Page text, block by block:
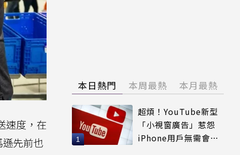
速度，在
先前也
本日熱門 本周最熱 本月最熱
超煩！YouTube新型
「小視窗廣告」惹怨
iPhone用戶無需會員